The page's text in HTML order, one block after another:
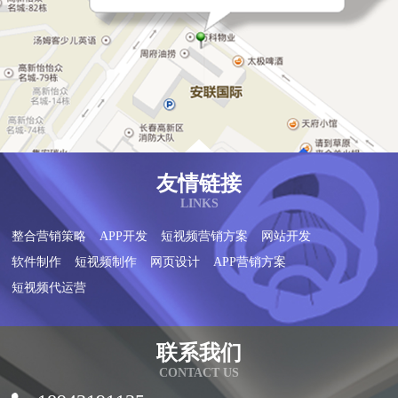
友情链接
LINKS
整合营销策略 APP开发 短视频营销方案
网站开发
软件制作
短视频制作 网页设计
APP营销方案
短视频代运营
联系我们
CONTACT US